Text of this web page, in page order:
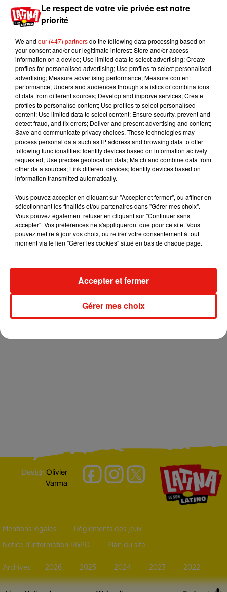
WhatsApp ! Réagissez au 06 58 58 58 73.
À gagner sur Latina
+ DE JEUX
Musique
Laura Pausini :
retour
confirmé à
l'Accor Arena
de Paris
+ DE MUSIQUE
DesignOlivier
Varma
Mentions légales Règlements des jeux
Notice d’information RGPD Plan du site
Archives 2026 2025 2024 2023 2022
Le respect de votre vie privée est notre
priorité
We and our (447) partnersdo the following data processing based on
your consent and/or our legitimate interest: Store and/or access
information on a device; Use limited data to select advertising; Create
profiles for personalised advertising; Use profiles to select personalised
advertising; Measure advertising performance; Measure content
performance; Understand audiences through statistics or combinations
of data from different sources; Develop and improve services; Create
profiles to personalise content; Use profiles to select personalised
content; Use limited data to select content; Ensure security, prevent and
detect fraud, and fix errors; Deliver and present advertising and content;
Save and communicate privacy choices. These technologies may
process personal data such as IP address and browsing data to offer
following functionalities: Identify devices based on information actively
requested; Use precise geolocation data; Match and combine data from
other data sources; Link different devices; Identify devices based on
information transmitted automatically.
Vous pouvez accepter en cliquant sur "Accepter et fermer", ou affiner en
sélectionnant les finalités et/ou partenaires dans "Gérer mes choix".
Vous pouvez également refuser en cliquant sur "Continuer sans
accepter". Vos préférences ne s'appliqueront que pour ce site. Vous
pouvez mettre à jour vos choix, ou retirer votre consentement à tout
moment via le lien "Gérer les cookies" situé en bas de chaque page.
Gérer mes choix
Accepter et fermer